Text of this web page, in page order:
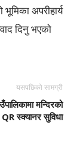
अपरीहार्य
दिनु भएको
यसपछिको सामग्री
मन्दिरको
स्क्यानर सुविधा